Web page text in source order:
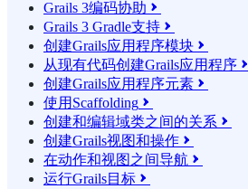
Grails 3编码协助 
Grails 3 Gradle支持 
创建Grails应用程序模块 
从现有代码创建Grails应用程序 
创建Grails应用程序元素 
使用Scaffolding 
创建和编辑域类之间的关系 
创建Grails视图和操作 
在动作和视图之间导航 
运行Grails目标 